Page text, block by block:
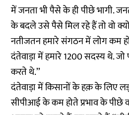
में जनता भी पैसे के ही पीछे भागी.
के बदले उसे पैसे मिल रहे हैं तो वो
नतीजतन हमारे संगठन में लोग कम
दंतेवाड़ा में हमारे 1200 सदस्य थे.
करते थे.’’
दंतेवाड़ा में किसानों के हक़ के लिए
सीपीआई के कम होते प्रभाव के पीछे